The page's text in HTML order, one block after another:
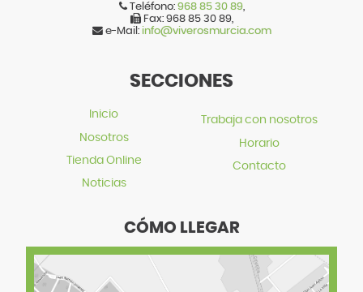
Teléfono: 968 85 30 89,
Fax: 968 85 30 89,
e-Mail: info@viverosmurcia.com
SECCIONES
Inicio
Nosotros
Tienda Online
Noticias
Trabaja con nosotros
Horario
Contacto
CÓMO LLEGAR